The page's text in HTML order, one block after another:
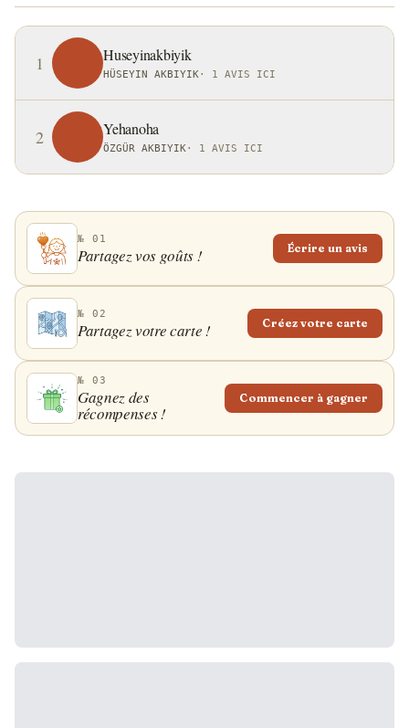
1 Huseyinakbiyik
HÜSEYIN AKBIYIK · 1 AVIS ICI
2 Yehanoha
ÖZGÜR AKBIYIK · 1 AVIS ICI
№ 01
Partagez vos goûts ! Écrire un avis
№ 02
Partagez votre carte ! Créez votre carte
№ 03
Gagnez des
récompenses !
Commencer à gagner